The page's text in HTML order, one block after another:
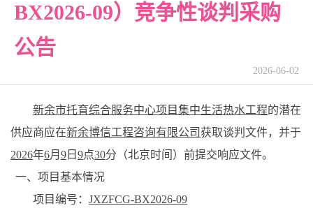
BX2026-09）竞争性谈判采购
公告
2026-06-02
新余市托育综合服务中心项目集中生活热水工程的潜在
供应商应在新余博信工程咨询有限公司获取谈判文件，并于
2026年6月 9 日 9点30分（北京时间）前提交响应文件。
一、项目基本情况
项目编号： JXZFCG-BX2026-09